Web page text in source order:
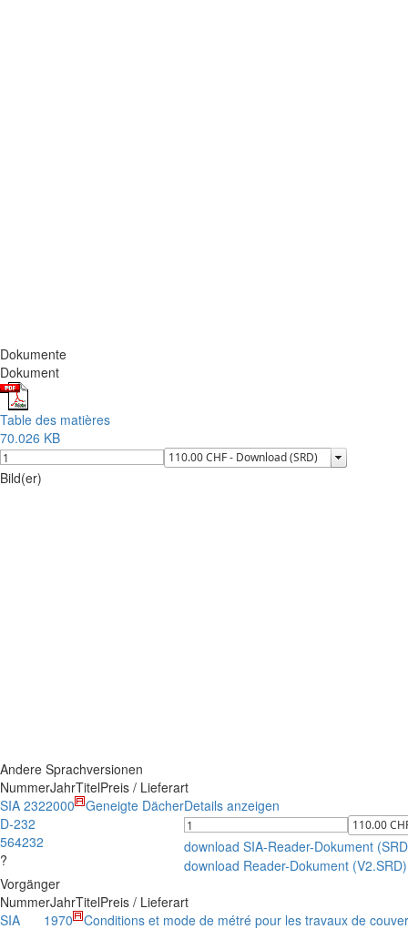
Dokumente
Dokument
Table des matières
70.026 KB
Bild(er)
Andere Sprachversionen
NummerJahrTitelPreis / Lieferart
SIA 232
D-232
564232
?
2000 Geneigte DächerDetails anzeigen
download SIA-Reader-Dokument
download Reader-Dokument (V2.SRD)
Vorgänger
NummerJahrTitelPreis / Lieferart
SIA
1970
Conditions et mode de métré pour les travaux de